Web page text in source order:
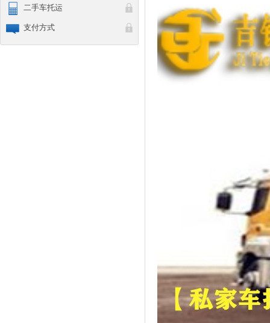
二手车托运
支付方式